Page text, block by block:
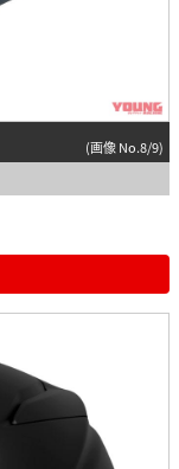
(画像 No.8/9)